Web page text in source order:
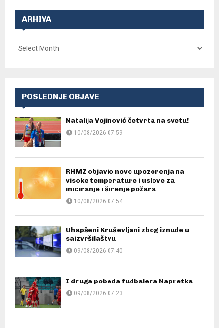
ARHIVA
POSLEDNJE OBJAVE
Natalija Vojinović četvrta na svetu!
10/08/2026 07:59
RHMZ objavio novo upozorenja na
visoke temperature i uslove za
iniciranje i širenje požara
10/08/2026 07:54
Uhapšeni Kruševljani zbog iznude u
saizvršilaštvu
09/08/2026 07:40
I druga pobeda fudbalera Napretka
09/08/2026 07:23